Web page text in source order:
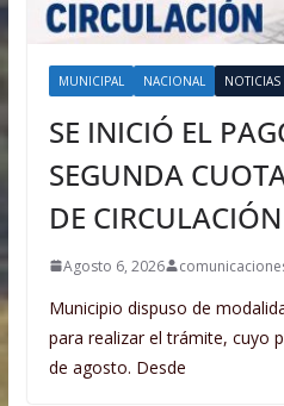
MUNICIPAL NACIONAL NOTICIAS
SE INICIÓ EL
SEGUNDA
DE
Agosto 6, 2026
Municipio dispuso de
para realizar el trámite, cuyo
de agosto. Desde